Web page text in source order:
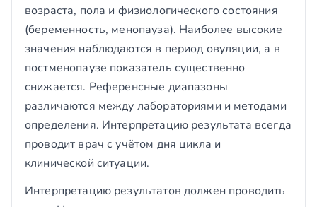
возраста, пола и физиологического состояния
(беременность, менопауза). Наиболее высокие
значения наблюдаются в период овуляции, а в
постменопаузе показатель существенно
снижается. Референсные диапазоны
различаются между лабораториями и методами
определения. Интерпретацию результата всегда
проводит врач с учётом дня цикла и
клинической ситуации.
Интерпретацию результатов должен проводить